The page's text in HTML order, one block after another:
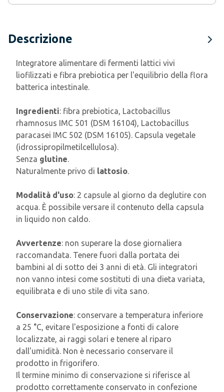
Descrizione
Integratore alimentare di fermenti lattici vivi
liofilizzati e fibra prebiotica per l'equilibrio della flora
batterica intestinale.
Ingredienti: fibra prebiotica, Lactobacillus
rhamnosus IMC 501 (DSM 16104), Lactobacillus
paracasei IMC 502 (DSM 16105). Capsula vegetale
(idrossipropilmetilcellulosa).
Senza glutine.
Naturalmente privo di lattosio.
Modalità d'uso: 2 capsule al giorno da deglutire con
acqua. È possibile versare il contenuto della capsula
in liquido non caldo.
Avvertenze: non superare la dose giornaliera
raccomandata. Tenere fuori dalla portata dei
bambini al di sotto dei 3 anni di età. Gli integratori
non vanno intesi come sostituti di una dieta variata,
equilibrata e di uno stile di vita sano.
Conservazione: conservare a temperatura inferiore
a 25 °C, evitare l'esposizione a fonti di calore
localizzate, ai raggi solari e tenere al riparo
dall'umidità. Non è necessario conservare il
prodotto in frigorifero.
Il termine minimo di conservazione si riferisce al
prodotto correttamente conservato in confezione